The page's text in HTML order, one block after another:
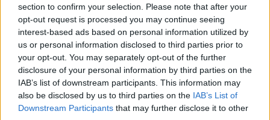
section to confirm your selection. Please note that after your
opt-out request is processed you may continue seeing
interest-based ads based on personal information utilized by
us or personal information disclosed to third parties prior to
your opt-out. You may separately opt-out of the further
disclosure of your personal information by third parties on the
IAB’s list of downstream participants. This information may
also be disclosed by us to third parties on the IAB’s List of
Downstream Participants that may further disclose it to other
igazgatója a Portfolio-nak adott interjújában már
decemberben utalt rá, megállapodást kötöttek a
Radisson lánccal egy 4 csillagos hotel-és iroda
vegyes funkciós fejlesztésre, a beruházás
negyedik üteme tehát hotel és irodaház funkciót
lát majd el. A BudaPart DOWNTOWN név alatt
zajló fejlesztés során épülő Radisson Hotel
Budapest BudaPart szállodát a Radisson Hotel